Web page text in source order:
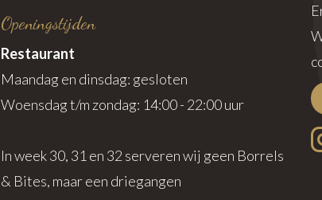
Openingstijden
Restaurant
Maandag en dinsdag: gesloten
Woensdag t/m zondag: 14:00 - 22:00 uur
In week 30, 31 en 32 serveren wij geen Borrels
& Bites, maar een driegangen